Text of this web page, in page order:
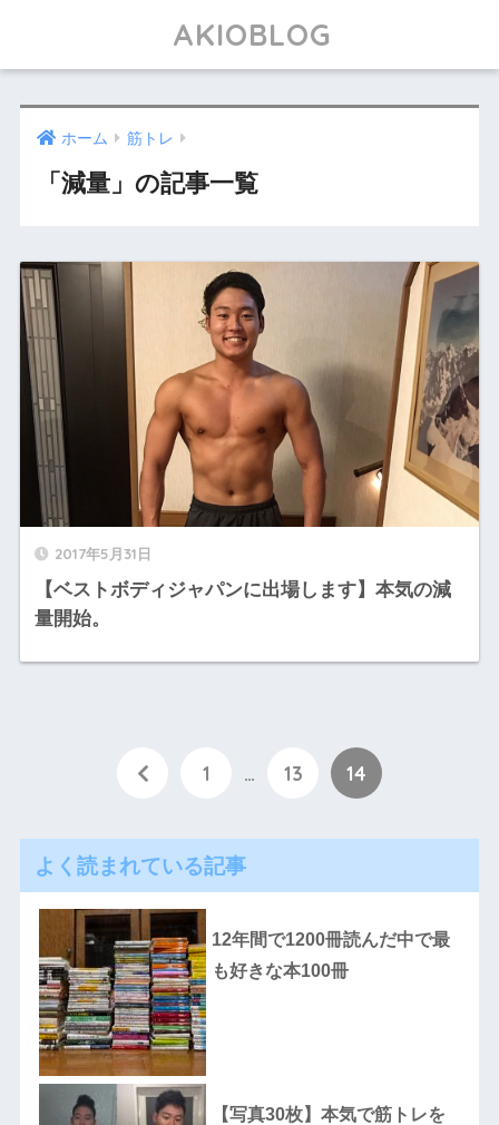
AKIOBLOG
ホーム 筋トレ
「減量」の記事一覧
2017年5月31日
【ベストボディジャパンに出場します】本気の減
量開始。
1 … 13 14
よく読まれている記事
12年間で1200冊読んだ中で最
も好きな本100冊
【写真30枚】本気で筋トレを